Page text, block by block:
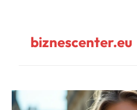
biznescenter.eu